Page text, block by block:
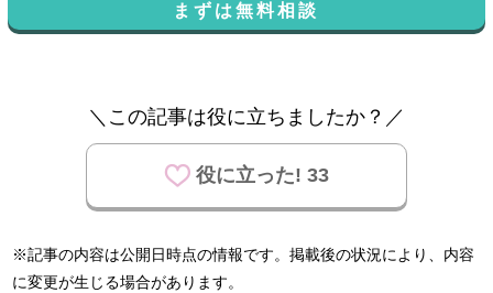
まずは無料相談
＼この記事は役に立ちましたか？／
役に立った! 33
※記事の内容は公開日時点の情報です。掲載後の状況により、内容
に変更が生じる場合があります。